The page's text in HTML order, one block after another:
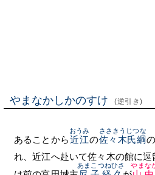
やまなかしかのすけ (逆引き)
あることから近江
おうみ
の佐々木氏綱
ささきうじつな
れ、近江へ赴いて佐々木の館に
あまこつねひさ やまな